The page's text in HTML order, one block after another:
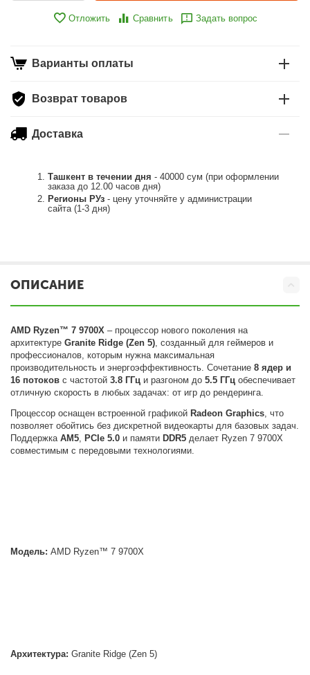
Отложить Сравнить Задать вопрос
Варианты оплаты
Возврат товаров
Доставка
Ташкент в течении дня - 40000 сум (при оформлении
заказа до 12.00 часов дня)
Регионы РУз - цену уточняйте у администрации
сайта (1-3 дня)
ОПИСАНИЕ
AMD Ryzen™ 7 9700X – процессор нового поколения на
архитектуреGranite Ridge (Zen 5), созданный для геймеров и
профессионалов, которым нужна максимальная
производительность и энергоэффективность. Сочетание8 ядер и
16 потоков с частотой3.8 ГГц и разгоном до5.5 ГГц обеспечивает
отличную скорость в любых задачах: от игр до рендеринга.
Процессор оснащен встроенной графикой Radeon Graphics, что
позволяет обойтись без дискретной видеокарты для базовых задач.
ПоддержкаAM5, PCIe 5.0 и памяти DDR5 делает Ryzen 7 9700X
совместимым с передовыми технологиями.
Модель: AMD Ryzen™ 7 9700X
Архитектура: Granite Ridge (Zen 5)